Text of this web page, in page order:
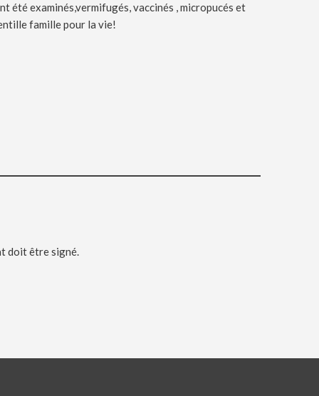
été examinés,vermifugés, vaccinés , micropucés et
famille pour la vie!
doit être signé.